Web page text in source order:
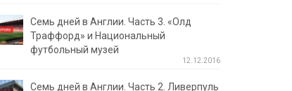
Семь дней в Англии. Часть 3. «Олд
Траффорд» и Национальный
футбольный музей
12.12.2016
Семь дней в Англии. Часть 2. Ливерпуль